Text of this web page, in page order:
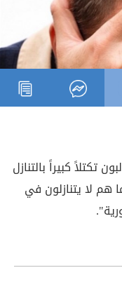
تكتلاً كبيراً بالتنازل
هم لا يتنازلون في